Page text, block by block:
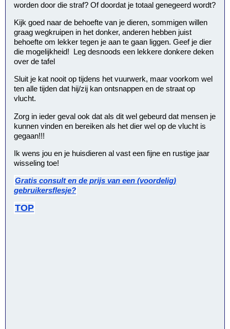
worden door die straf? Of doordat je totaal genegeerd wordt?
Kijk goed naar de behoefte van je dieren, sommigen willen
graag wegkruipen in het donker, anderen hebben juist
behoefte om lekker tegen je aan te gaan liggen. Geef je dier
die mogelijkheid! Leg desnoods een lekkere donkere deken
over de tafel
Sluit je kat nooit op tijdens het vuurwerk, maar voorkom wel
ten alle tijden dat hij/zij kan ontsnappen en de straat op
vlucht.
Zorg in ieder geval ook dat als dit wel gebeurd dat mensen je
kunnen vinden en bereiken als het dier wel op de vlucht is
gegaan!!!
Ik wens jou en je huisdieren al vast een fijne en rustige jaar
wisseling toe!
Gratis consult en de prijs van een (voordelig)
gebruikersflesje?
TOP